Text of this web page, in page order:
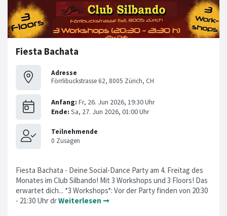
Fiesta Bachata
Adresse
Förrlibuckstrasse 62, 8005 Zürich, CH
Fiesta Bachata - Deine Social-Dance Party am 4. Freitag des
Monates im Club Silbando! Mit 3 Workshops und 3 Floors! Das
erwartet dich... *3 Workshops*: Vor der Party finden von 20:30
- 21:30 Uhr drWeiterlesen ➞